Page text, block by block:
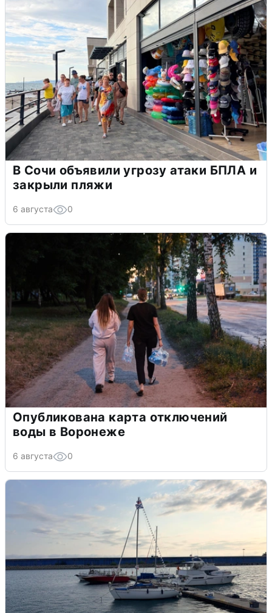
В Сочи объявили угрозу атаки БПЛА и
закрыли пляжи
6 августа 0
Опубликована карта отключений
воды в Воронеже
6 августа 0